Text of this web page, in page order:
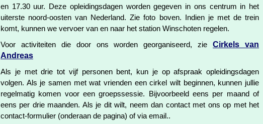
en 17.30 uur. Deze opleidingsdagen worden gegeven in ons centrum in het
uiterste noord-oosten van Nederland. Zie foto boven. Indien je met de trein
komt, kunnen we vervoer van en naar het station Winschoten regelen.
Voor activiteiten die door ons worden georganiseerd, zieCirkels van
Andreas
Als je met drie tot vijf personen bent, kun je op afspraak opleidingsdagen
volgen. Als je samen met wat vrienden een cirkel wilt beginnen, kunnen jullie
regelmatig komen voor een groepssessie. Bijvoorbeeld eens per maand of
eens per drie maanden. Als je dit wilt, neem dan contact met ons op met het
contact-formulier (onderaan de pagina) of via email..